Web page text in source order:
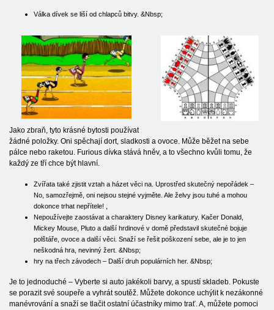
Válka dívek se liší od chlapců bitvy. &Nbsp;
Jako zbraň, tyto krásné bytosti používat
žádné položky. Oni spěchají dort, sladkosti a ovoce. Může běžet na sebe
pálce nebo raketou. Furious dívka stává hněv, a to všechno kvůli tomu, že
každý ze tří chce být hlavní.
Zvířata také zjistit vztah a házet věci na. Uprostřed skutečný nepořádek –
No, samozřejmě, oni nejsou stejné vyjměte. Ale želvy jsou tuhé a mohou
dokonce trhat nepřítele! ,
Nepoužívejte zaostávat a charaktery Disney karikatury. Kačer Donald,
Mickey Mouse, Pluto a další hrdinové v domě představil skutečné bojuje
polštáře, ovoce a další věci. Snaží se řešit poškození sebe, ale je to jen
neškodná hra, nevinný žert. &Nbsp;
hry na třech závodech – Další druh populárních her. &Nbsp;
Je to jednoduché – Vyberte si auto jakékoli barvy, a spustí skladeb. Pokuste
se porazit své soupeře a vyhrát soutěž. Můžete dokonce uchýlit k nezákonné
manévrování a snaží se tlačit ostatní účastníky mimo trať. A, můžete pomoci